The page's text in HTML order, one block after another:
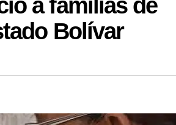
a familias de
Bolívar